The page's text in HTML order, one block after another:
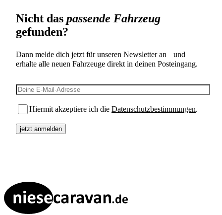
Nicht das passende Fahrzeug
gefunden?
Dann melde dich jetzt für unseren Newsletter an und
erhalte alle neuen Fahrzeuge direkt in deinen Posteingang.
E-Mail-Adresse
Hiermit akzeptiere ich die Datenschutzbestimmungen.